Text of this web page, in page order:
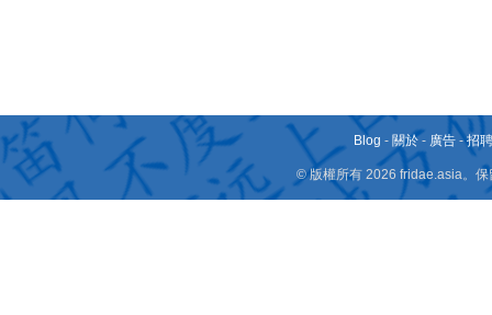
Blog - 關於 - 廣告 -招
© 版權所有 2026 fridae.asia。